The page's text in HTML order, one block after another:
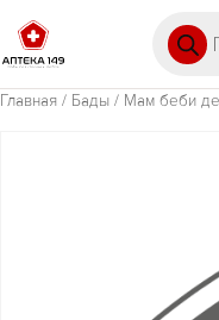
Главная / Бады / Мам беби